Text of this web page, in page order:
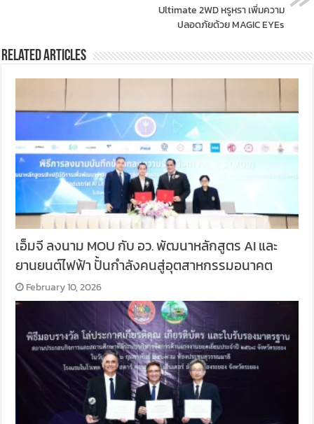
Ultimate 2WD หรูหรา เพิ่มความ
ปลอดภัยด้วย MAGIC EYEs
Related Articles
เอ็มจี ลงนาม MOU กับ อว. พัฒนาหลักสูตร AI และ
ยานยนต์ไฟฟ้า ปั้นกำลังคนสู่อุตสาหกรรมอนาคต
February 10, 2026